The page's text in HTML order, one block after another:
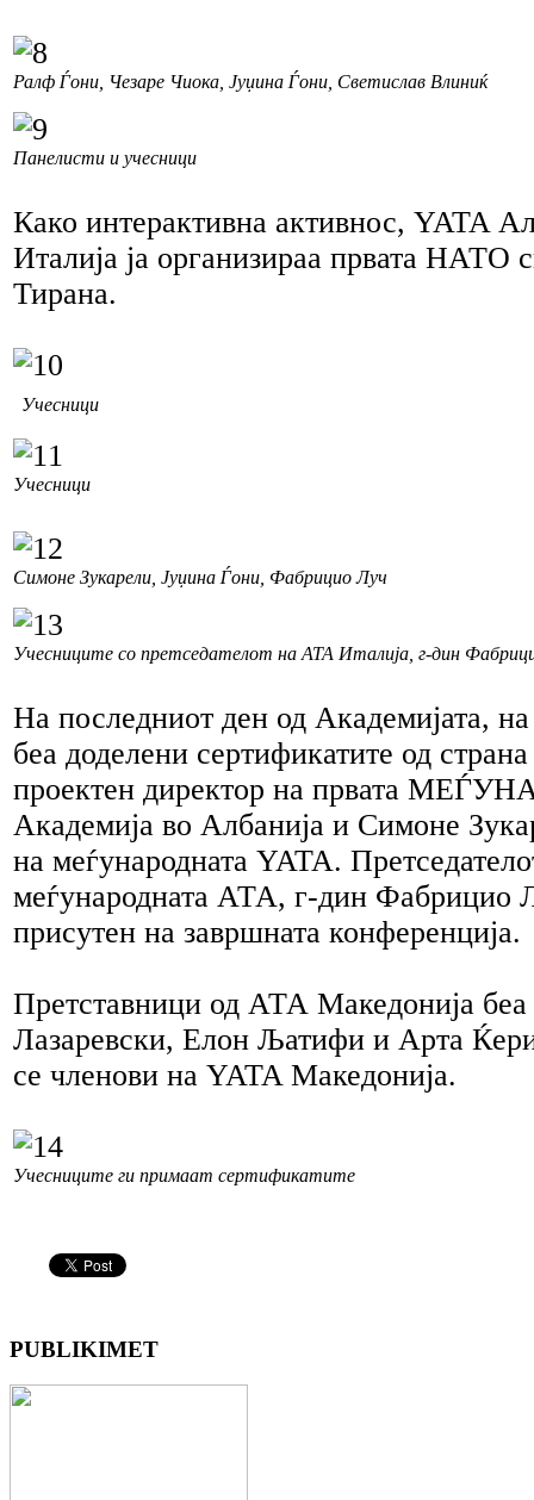
Ралф Ѓони, Чезаре Чиока, Јуџина Ѓони, Светислав Влиниќ
Панелисти и учесници
Како интерактивна активнос, YATA
Италија ја организираа првата НАТО
Тирана.
Учесници
Учесници
Симоне Зукарели, Јуџина Ѓони, Фабрицио Луч
Учесниците со претседателот на АТА Италија, г-дин
На последниот ден од Академијата,
беа доделени сертификатите од
проектен директор на првата
Академија во Албанија и Симоне
на меѓународната YATA.
меѓународната АТА, г-дин Фабрицио
присутен на завршната конференција.
Претставници од АТА Македонија беа
Лазаревски, Елон Љатифи и Арта
се членови на YATA Македонија.
Учесниците ги примаат сертификатите
PUBLIKIMET